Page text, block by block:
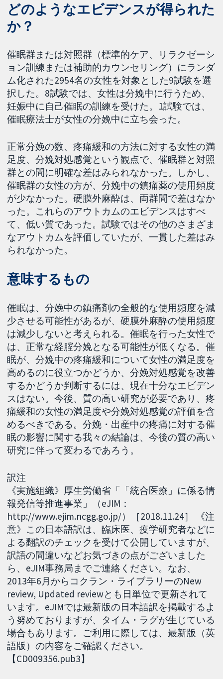
どのようなエビデンスが得られた
か？
催眠群または対照群（標準的ケア、リラクゼーシ
ョン訓練または補助的カウンセリング）にランダ
ム化された2954名の女性を対象とした9試験を選
択した。8試験では、女性は分娩中に行うため、
妊娠中に自己催眠の訓練を受けた。1試験では、
催眠療法士が女性の分娩中に立ち会った。
正常分娩の数、疼痛緩和の方法に対する女性の満
足度、分娩対処感覚という観点で、催眠群と対照
群との間に明確な差はみられなかった。しかし、
催眠群の女性の方が、分娩中の鎮痛薬の使用頻度
が少なかった。硬膜外麻酔は、両群間で差はなか
った。これらのアウトカムのエビデンスはすべ
て、低い質であった。試験ではその他のさまざま
なアウトカムを評価していたが、一貫した差はみ
られなかった。
意味するもの
催眠は、分娩中の鎮痛剤の全般的な使用頻度を減
少させる可能性があるが、硬膜外麻酔の使用頻度
は減少しないと考えられる。催眠を行った女性で
は、正常な経腟分娩となる可能性が低くなる。催
眠が、分娩中の疼痛緩和について女性の満足度を
高めるのに役立つかどうか、分娩対処感覚を改善
するかどうか判断するには、現在十分なエビデン
スはない。今後、質の高い研究が必要であり、疼
痛緩和の女性の満足度や分娩対処感覚の評価を含
めるべきである。分娩・出産中の疼痛に対する催
眠の影響に関する我々の結論は、今後の質の高い
研究に伴って変わるであろう。
訳注
《実施組織》厚生労働省「「統合医療」に係る情
報発信等推進事業」（eJIM：
http://www.ejim.ncgg.go.jp/）［2018.11.24］ 《注
意》この日本語訳は、臨床医、疫学研究者などに
よる翻訳のチェックを受けて公開していますが、
訳語の間違いなどお気づきの点がございました
ら、eJIM事務局までご連絡ください。なお、
2013年6月からコクラン・ライブラリーのNew
review, Updated reviewとも日単位で更新されて
います。eJIMでは最新版の日本語訳を掲載するよ
う努めておりますが、タイム・ラグが生じている
場合もあります。ご利用に際しては、最新版（英
語版）の内容をご確認ください。
【CD009356.pub3】